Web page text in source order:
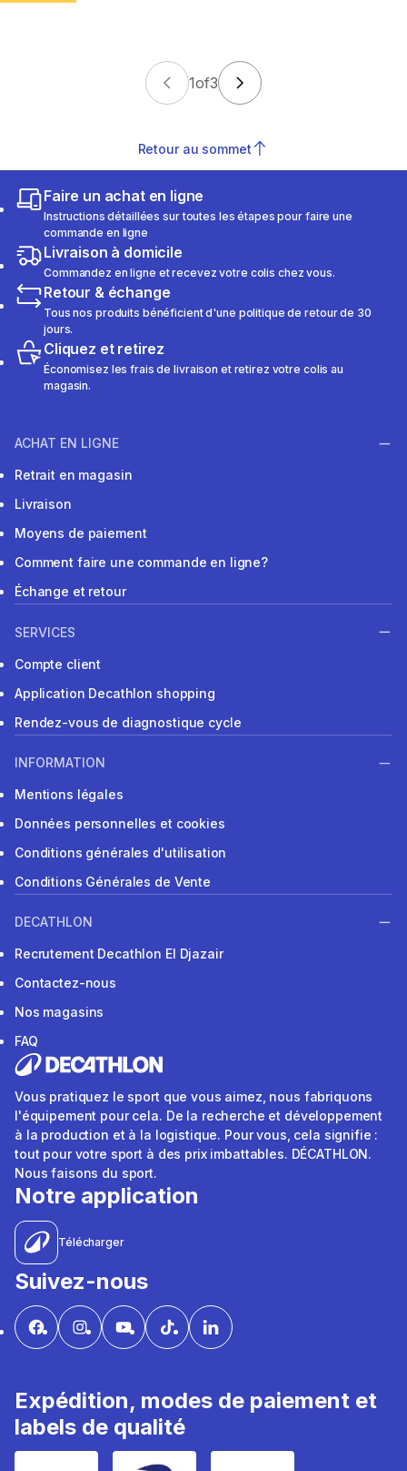
1of3
Retour au sommet
Faire un achat en ligne
Instructions détaillées sur toutes les étapes pour faire une
commande en ligne
Livraison à domicile
Commandez en ligne et recevez votre colis chez vous.
Retour & échange
Tous nos produits bénéficient d'une politique de retour de 30
jours.
Cliquez et retirez
Économisez les frais de livraison et retirez votre colis au
magasin.
ACHAT EN LIGNE
Retrait en magasin
Livraison
Moyens de paiement
Comment faire une commande en ligne?
Échange et retour
SERVICES
Compte client
Application Decathlon shopping
Rendez-vous de diagnostique cycle
INFORMATION
Mentions légales
Données personnelles et cookies
Conditions générales d'utilisation
Conditions Générales de Vente
DECATHLON
Recrutement Decathlon El Djazair
Contactez-nous
Nos magasins
FAQ
Vous pratiquez le sport que vous aimez, nous fabriquons
l'équipement pour cela. De la recherche et développement
à la production et à la logistique. Pour vous, cela signifie :
tout pour votre sport à des prix imbattables. DÉCATHLON.
Nous faisons du sport.
Notre application
Télécharger
Suivez-nous
Expédition, modes de paiement et
labels de qualité